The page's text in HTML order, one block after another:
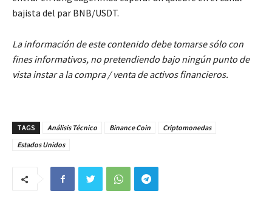
bajista del par BNB/USDT.
La información de este contenido debe tomarse sólo con
fines informativos, no pretendiendo bajo ningún punto de
vista instar a la compra / venta de activos financieros.
TAGS Análisis Técnico Binance Coin
Criptomonedas
Estados Unidos